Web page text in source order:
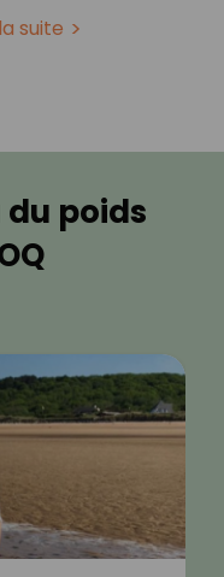
suite
du poids